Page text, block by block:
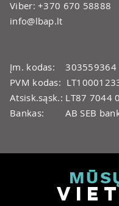
Viber:+370 670 58888
info@lbap.lt
Įm. kodas:303559364
PVM kodas:
Atsisk.sąsk.: LT87 7044
Bankas: AB SEB
MŪ
V